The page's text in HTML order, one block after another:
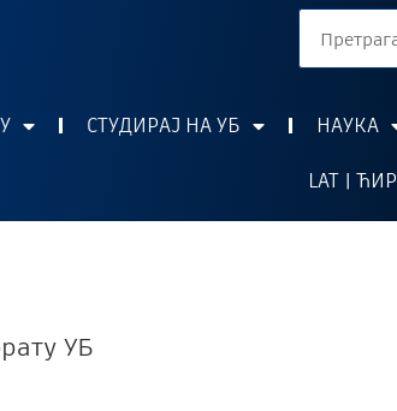
СТУДИРАЈ НА УБ НАУКА
LAT | ЋИР
УБ